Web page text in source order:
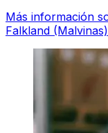
Más información
Falkland (Malvinas)